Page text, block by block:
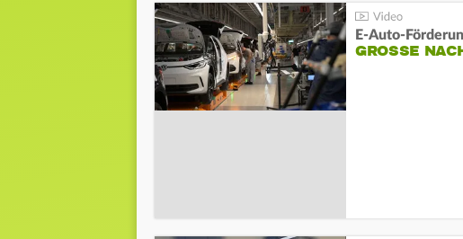
E-Auto-
GROSSE